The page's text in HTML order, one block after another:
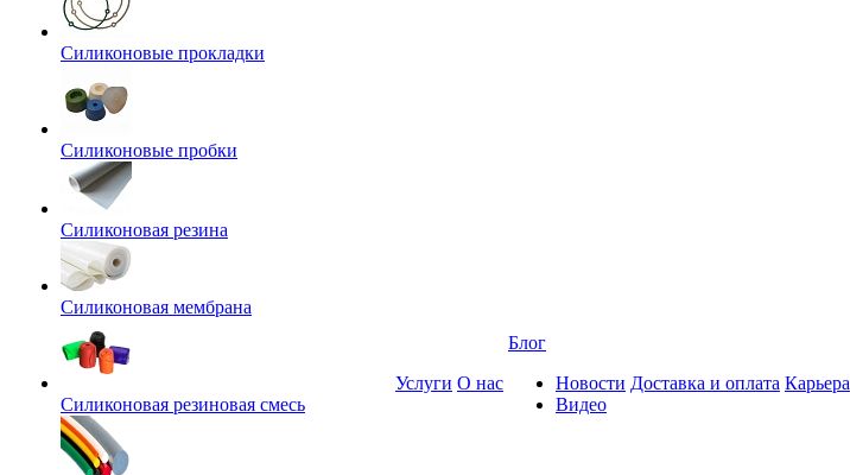
Силиконовые прокладки
Силиконовые пробки
Силиконовая резина
Силиконовая мембрана
Силиконовая резиновая смесь
Услуги О нас
Блог
Новости
Видео
Доставка и оплата Карьера